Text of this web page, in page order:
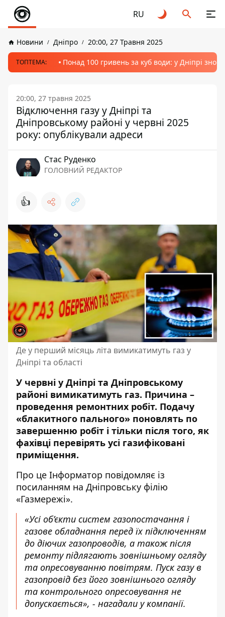
RU
Новини Дніпро 20:00, 27 Травня 2025
ТОПТЕМА: Понад 100 гривень за куб води: у Дніпрі
20:00, 27 травня 2025
Відключення газу у Дніпрі та
Дніпровському районі у червні 2025
року: опублікували адреси
Стас Руденко
ГОЛОВНИЙ РЕДАКТОР
👍
Де у перший місяць літа вимикатимуть газ у
Дніпрі та області
У червні у Дніпрі та Дніпровському
районі вимикатимуть газ. Причина –
проведення ремонтних робіт. Подачу
«блакитного пального» поновлять по
завершенню робіт і тільки після того, як
фахівці перевірять усі газифіковані
приміщення.
Про це Інформатор повідомляє із
посиланням на Дніпровську філію
«Газмережі».
«Усі об’єкти систем газопостачання і
газове обладнання перед їх підключенням
до діючих газопроводів, а також після
ремонту підлягають зовнішньому огляду
та опресовуванню повітрям. Пуск газу в
газопровід без його зовнішнього огляду
та контрольного опресовування не
допускається», - нагадали у компанії.